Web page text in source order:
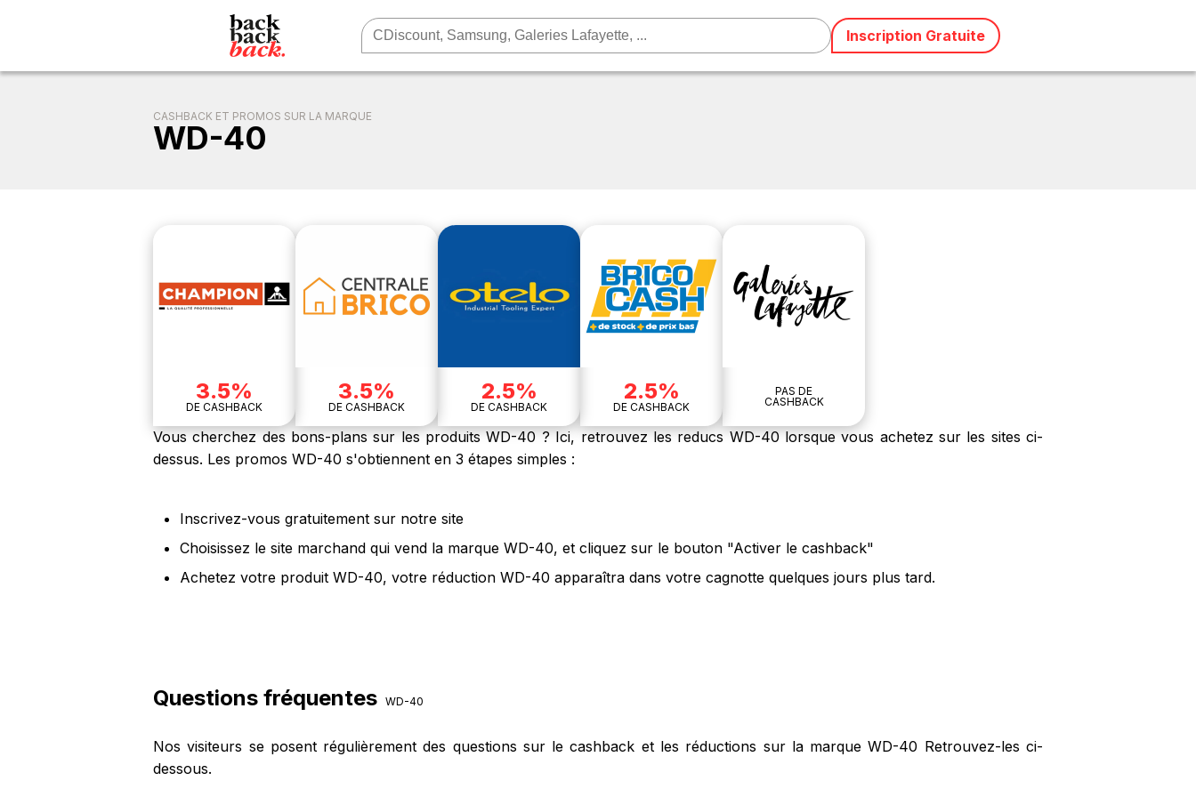
CASHBACK ET PROMOS SUR LA MARQUE
WD-40
3.5%
DE CASHBACK
3.5%
DE CASHBACK
2.5%
DE CASHBACK
2.5%
DE CASHBACK
PAS DE
CASHBACK
Vous cherchez des bons-plans sur les produits WD-40 ? Ici, retrouvez les reducs WD-40 lorsque vous achetez sur les sites ci-
dessus. Les promos WD-40 s'obtiennent en 3 étapes simples :
Inscrivez-vous gratuitement sur notre site
Choisissez le site marchand qui vend la marque WD-40, et cliquez sur le bouton "Activer le cashback"
Achetez votre produit WD-40, votre réduction WD-40 apparaîtra dans votre cagnotte quelques jours plus tard.
Questions fréquentes WD-40
Nos visiteurs se posent régulièrement des questions sur le cashback et les réductions sur la marque WD-40 Retrouvez-les ci-
dessous.
Inscription Gratuite